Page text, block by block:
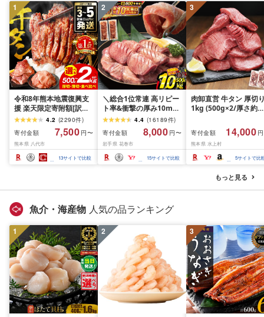
1
令和8年熊本地震復興支
援 楽天限定寄附額[訳あ
り]牛タン 500g〜2kg 肉
牛肉 訳あり 牛タン 冷凍
小分け 厚切り 薄切り 食
べ比べ 500g 1kg 1.5kg
2kg 牛 人気 ビーフ 牛た
ん ふるさと納税 ランキ
4.2 (2290件)
寄付金額
7,500 円〜
熊本県 八代市
13サイトで比較
2
＼総合1位常連 高リピー
ト率&衝撃の厚み10mm
厚切り牛タン 塩味/ ≪ス
ピード発送!!10営業日以
内発送≫ 選べる内容量
500g / 1kg 定期便 毎月
届く 牛肉 肉 BBQ ふるさ
と 人気 ランキング 岩手
4.4 (16189件)
寄付金額
8,000 円〜
岩手県 花巻市
15サイトで比較
3
肉卸直営 牛タン 厚切
1kg (500g×2/厚さ約
牛肉 焼肉 冷凍 スライ
業務用 バーベキュー
BBQ おつまみ ギフト
祝い お中元 夏ギフト
寄付金額 14,000
熊本県 水上村
5サイトで比
もっと見る
魚介・海産物 人気の品ランキング
1 2 3